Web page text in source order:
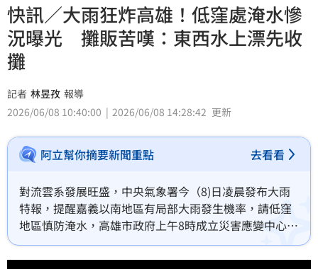
快訊／大雨狂炸高雄！低窪處淹水慘
況曝光 攤販苦嘆：東西水上漂先收
攤
記者 林昱孜 報導
2026/06/08 10:40:00
2026/06/08 14:28:42 更新
阿立幫你摘要新聞重點 去看看
對流雲系發展旺盛，中央氣象署今（8)日凌晨發布大雨
特報，提醒嘉義以南地區有局部大雨發生機率，請低窪
地區慎防淹水，高雄市政府上午8時成立災害應變中心擴
大三級開設。大雨狂炸不少低窪處出現淹水情況，不少
市民涉水趕上班，現場慘況曝光。